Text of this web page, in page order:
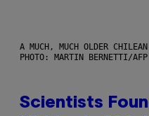
A MUCH, MUCH OLDER
PHOTO: MARTIN BERNETTI/
Scientists